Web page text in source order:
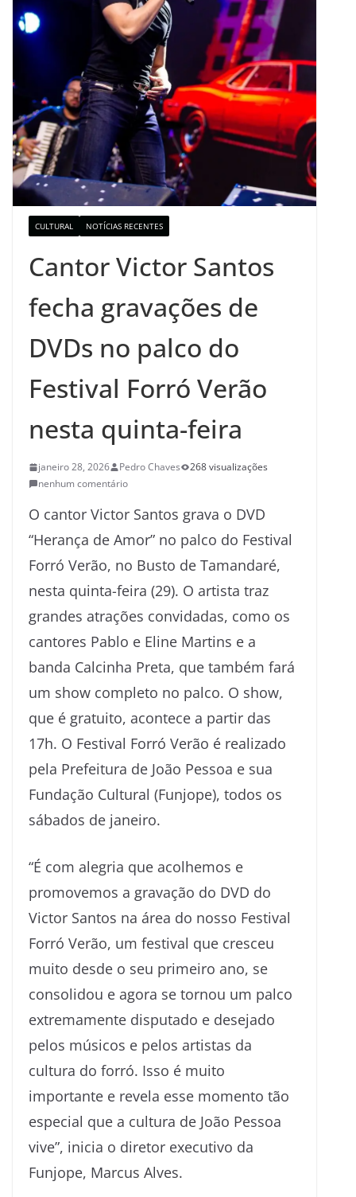
CULTURAL NOTÍCIAS RECENTES
Cantor Victor Santos
fecha gravações de
DVDs no palco do
Festival Forró Verão
nesta quinta-feira
janeiro 28, 2026 Pedro Chaves
268 visualizações
nenhum comentário
O cantor Victor Santos grava o DVD
“Herança de Amor” no palco do Festival
Forró Verão, no Busto de Tamandaré,
nesta quinta-feira (29). O artista traz
grandes atrações convidadas, como os
cantores Pablo e Eline Martins e a
banda Calcinha Preta, que também fará
um show completo no palco. O show,
que é gratuito, acontece a partir das
17h. O Festival Forró Verão é realizado
pela Prefeitura de João Pessoa e sua
Fundação Cultural (Funjope), todos os
sábados de janeiro.
“É com alegria que acolhemos e
promovemos a gravação do DVD do
Victor Santos na área do nosso Festival
Forró Verão, um festival que cresceu
muito desde o seu primeiro ano, se
consolidou e agora se tornou um palco
extremamente disputado e desejado
pelos músicos e pelos artistas da
cultura do forró. Isso é muito
importante e revela esse momento tão
especial que a cultura de João Pessoa
vive”, inicia o diretor executivo da
Funjope, Marcus Alves.